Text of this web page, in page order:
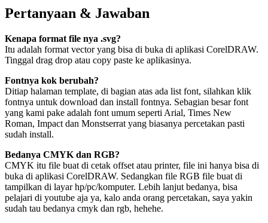
Pertanyaan & Jawaban
Kenapa format file nya .svg?
Itu adalah format vector yang bisa di buka di aplikasi CorelDRAW.
Tinggal drag drop atau copy paste ke aplikasinya.
Fontnya kok berubah?
Ditiap halaman template, di bagian atas ada list font, silahkan klik
fontnya untuk download dan install fontnya. Sebagian besar font
yang kami pake adalah font umum seperti Arial, Times New
Roman, Impact dan Monstserrat yang biasanya percetakan pasti
sudah install.
Bedanya CMYK dan RGB?
CMYK itu file buat di cetak offset atau printer, file ini hanya bisa di
buka di aplikasi CorelDRAW. Sedangkan file RGB file buat di
tampilkan di layar hp/pc/komputer. Lebih lanjut bedanya, bisa
pelajari di youtube aja ya, kalo anda orang percetakan, saya yakin
sudah tau bedanya cmyk dan rgb, hehehe.